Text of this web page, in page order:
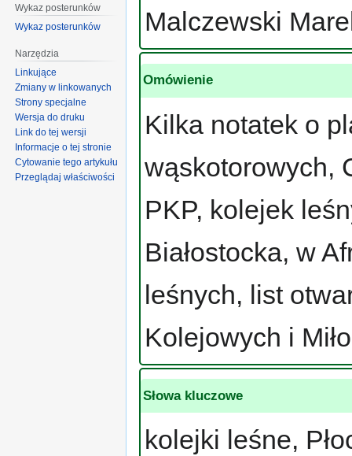
Malczewski
Omówienie
Kilka notatek o
wąskotorowych,
PKP, kolejek
Białostocka, w
leśnych, list
Kolejowych i
Słowa kluczowe
kolejki leśne,
Wykaz posterunków
Wykaz posterunków
Narzędzia
Linkujące
Zmiany w linkowanych
Strony specjalne
Wersja do druku
Link do tej wersji
Informacje o tej stronie
Cytowanie tego artykułu
Przeglądaj właściwości